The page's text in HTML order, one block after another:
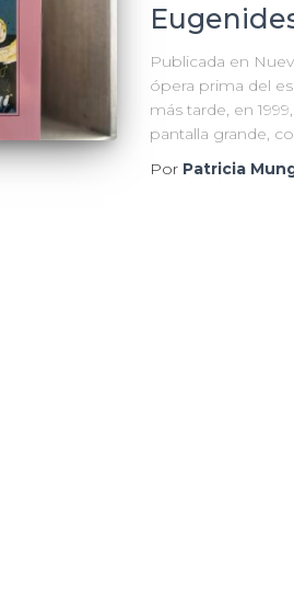
Publicada en
ópera prima del
más tarde, en
pantalla grande,
Por Patricia